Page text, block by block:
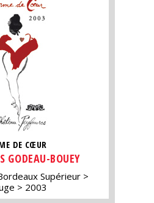
DE CŒUR
GODEAU-BOUEY
Supérieur
2003